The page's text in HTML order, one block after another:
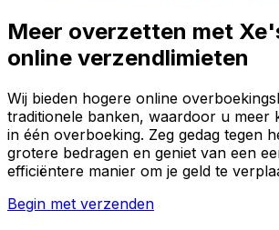
Meer overzetten met
online verzendlimieten
Wij bieden hogere online
traditionele banken, waardoor u meer
in één overboeking. Zeg gedag tegen
grotere bedragen en geniet van een
efficiëntere manier om je geld te
Begin met verzenden